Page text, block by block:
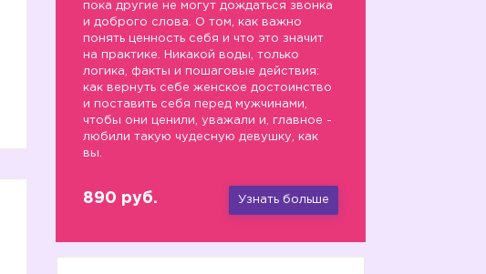
пока другие не могут дождаться звонка
и доброго слова. О том, как важно
понять ценность себя и что это значит
на практике. Никакой воды, только
логика, факты и пошаговые действия:
как вернуть себе женское достоинство
и поставить себя перед мужчинами,
чтобы они ценили, уважали и, главное -
любили такую чудесную девушку, как
вы.
890 руб. Узнать больше